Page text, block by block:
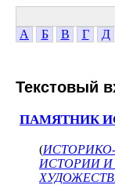
А
Б В Г Д
Текстовый
ПАМЯТНИК
(
ИСТОРИИ И